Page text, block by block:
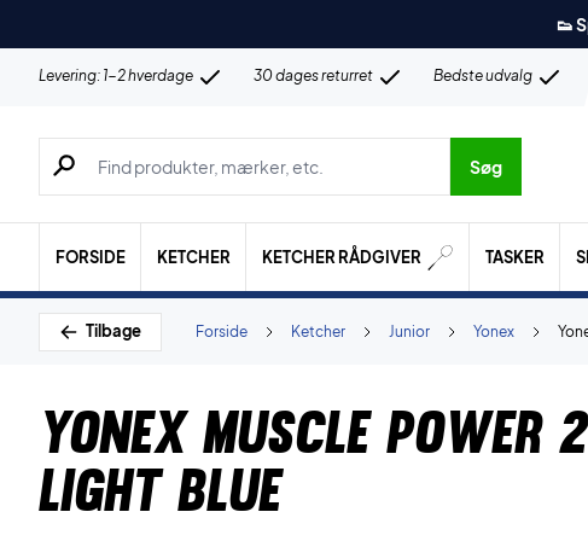
👟
Levering: 1-2 hverdage 30 dages returret Bedste udvalg
Søg efter produkter, mærker etc.
Søg
FORSIDE KETCHER KETCHER RÅDGIVER TASKER
Tilbage Yonex
Junior
Ketcher
Forside
Yonex Muscle Power
Light Blue